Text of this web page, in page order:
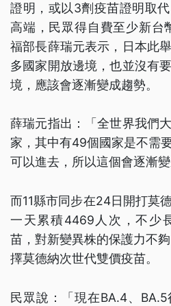
證明，或以3劑疫苗證明取
高端，民眾得自費至少新台
福部長薛瑞元表示，日本此
多國家開放邊境，也並沒有
境，應該會逐漸變成趨勢。
薛瑞元指出：「全世界我們
家，其中有49個國家是不需
可以進去，所以這個會逐漸變
而11縣市同步在24日開打莫
一天累積4469人次，不少
苗，對新變異株的保護力不
擇莫德納次世代雙價疫苗。
民眾說：「現在BA.4、